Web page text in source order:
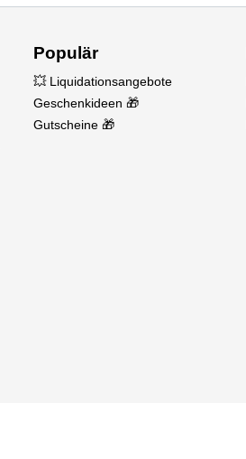
Populär
💥 Liquidationsangebote
Geschenkideen 🎁
Gutscheine 🎁